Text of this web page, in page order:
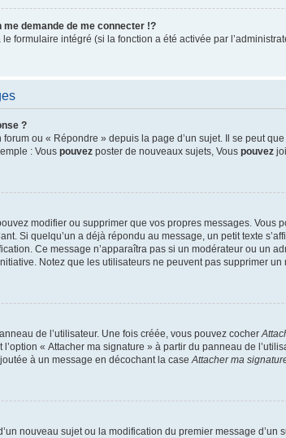
me demande de me connecter !?
formulaire intégré (si la fonction a été activée par
?
ou « Répondre » depuis la page d’un sujet. Il se peut
: Vous pouvez poster de nouveaux sujets, Vous pouvez
modifier ou supprimer que vos propres messages.
Si quelqu’un a déjà répondu au message, un petit texte
Ce message n’apparaîtra pas si un modérateur ou un
Notez que les utilisateurs ne peuvent pas supprimer
de l’utilisateur. Une fois créée, vous pouvez cocher
« Attacher ma signature » à partir du panneau de
à un message en décochant la caseAttacher ma
nouveau sujet ou la modification du premier message